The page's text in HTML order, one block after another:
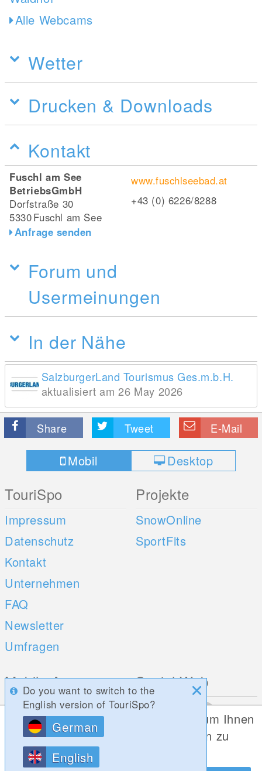
Alle Webcams
Wetter
Drucken & Downloads
Kontakt
Fuschl am See
BetriebsGmbH
Dorfstraße 30
5330Fuschl am See
Anfrage senden
www.fuschlseebad.at
+43 (0) 6226/8288
Forum und
Usermeinungen
In der Nähe
SalzburgerLand Tourismus Ges.m.b.H.
aktualisiert am 26 May 2026
Share Tweet E-Mail
Mobil Desktop
TouriSpo
Impressum
Datenschutz
Kontakt
Unternehmen
FAQ
Newsletter
Umfragen
Projekte
SnowOnline
SportFits
Mobile Apps
iOS
Android
Social Web
Do you want to switch to the
English version of TouriSpo?
German
English
Diese Website verwendet Cookies, um Ihnen
die bestmögliche Funktionalität bieten zu
können.